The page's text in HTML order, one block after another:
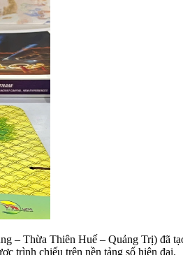
Thừa Thiên Huế – Quảng Trị) đã
trình chiếu trên nền tảng số hiện đại.